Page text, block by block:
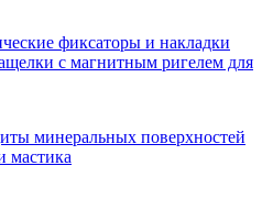
фиксаторы и накладки
с магнитным ригелем для
минеральных поверхностей
мастика